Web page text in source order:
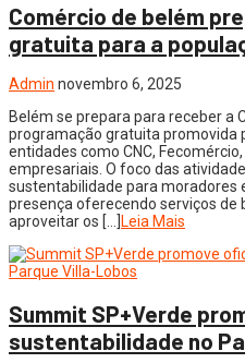
Comércio de belém
gratuita para a
Admin novembro 6, 2025
Belém se prepara para receber a
programação gratuita promovida
entidades como CNC,
empresariais. O foco das
sustentabilidade para moradores
presença oferecendo serviços de
aproveitar os […] Leia Mais
Summit SP+Verde
sustentabilidade no